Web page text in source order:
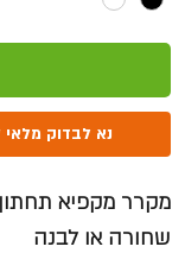
נא לבדוק מלאי לפני
שחורה או לבנה